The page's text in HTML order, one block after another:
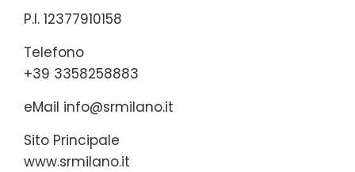
P.I. 12377910158
Telefono
+39 3358258883
eMail info@srmilano.it
Sito Principale
www.srmilano.it